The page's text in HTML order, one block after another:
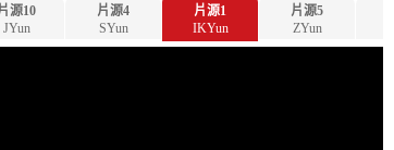
源10
JYun
片源4
SYun
片源1
IKYun
片源5
ZYun